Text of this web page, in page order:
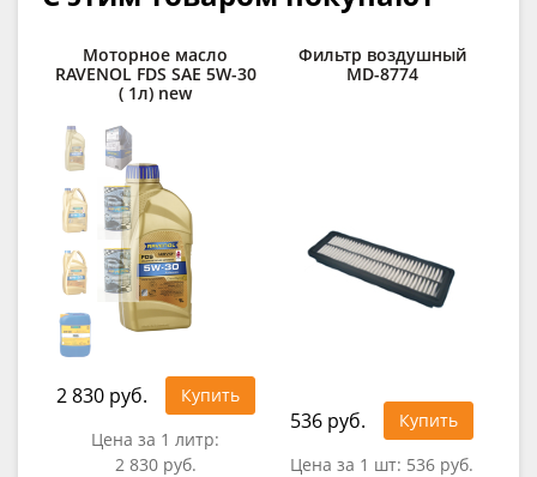
Моторное масло
RAVENOL FDS SAE 5W-30
( 1л) new
2 830 руб.
Купить
Цена за 1 литр:
2 830 руб.
Фильтр воздушный
MD-8774
536 руб.
Купить
Цена за 1 шт: 536 руб.